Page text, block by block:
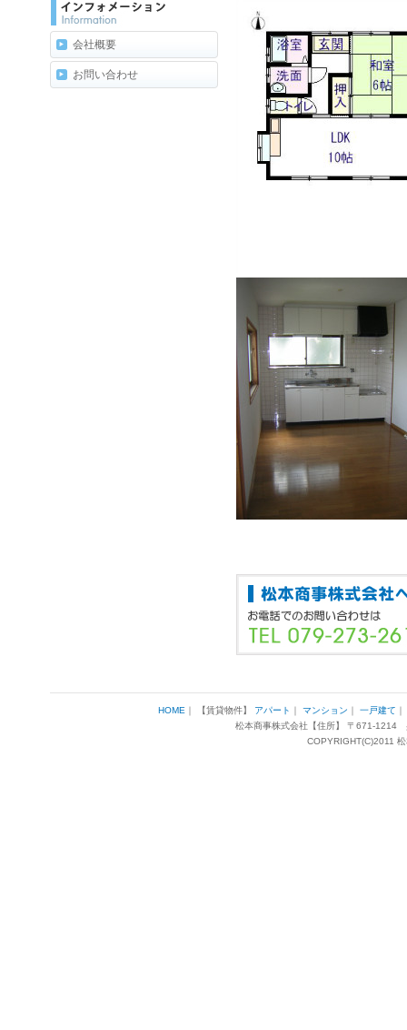
会社概要
お問い合わせ
HOME ｜ 【賃貸物件】 アパート ｜ マンション ｜ 一戸建て ｜
松本商事株式会社【住所】 〒671-1214
COPYRIGHT(C)2011